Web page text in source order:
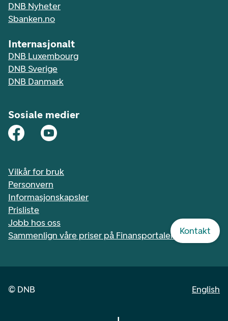
Kontakt
DNB Nyheter
Sbanken.no
Internasjonalt
DNB Luxembourg
DNB Sverige
DNB Danmark
Sosiale medier
Vilkår for bruk
Personvern
Informasjonskapsler
Prisliste
Jobb hos oss
Sammenlign våre priser på Finansportalen.no
© DNB English